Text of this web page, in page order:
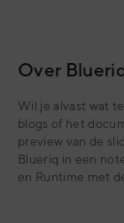
Over
Wil je alvast wat
blogs of het
preview van de
Blueriq in een
en Runtime met